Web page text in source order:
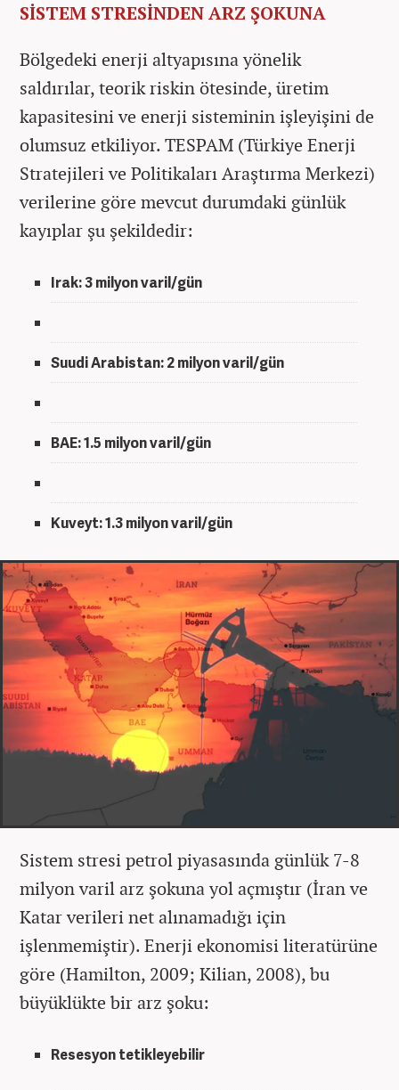
SİSTEM STRESİNDEN ARZ ŞOKUNA
Bölgedeki enerji altyapısına yönelik
saldırılar, teorik riskin ötesinde, üretim
kapasitesini ve enerji sisteminin işleyişini de
olumsuz etkiliyor. TESPAM (Türkiye Enerji
Stratejileri ve Politikaları Araştırma Merkezi)
verilerine göre mevcut durumdaki günlük
kayıplar şu şekildedir:
Irak: 3 milyon varil/gün
Suudi Arabistan: 2 milyon varil/gün
BAE: 1.5 milyon varil/gün
Kuveyt: 1.3 milyon varil/gün
Sistem stresi petrol piyasasında günlük 7-8
milyon varil arz şokuna yol açmıştır (İran ve
Katar verileri net alınamadığı için
işlenmemiştir). Enerji ekonomisi literatürüne
göre (Hamilton, 2009; Kilian, 2008), bu
büyüklükte bir arz şoku:
Resesyon tetikleyebilir